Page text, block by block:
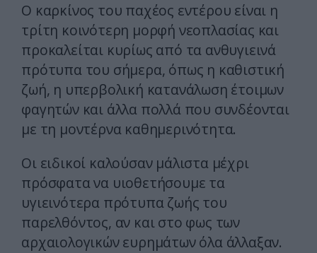
Ο καρκίνος του παχέος εντέρου είναι η
τρίτη κοινότερη μορφή νεοπλασίας και
προκαλείται κυρίως από τα ανθυγιεινά
πρότυπα του σήμερα, όπως η καθιστική
ζωή, η υπερβολική κατανάλωση έτοιμων
φαγητών και άλλα πολλά που συνδέονται
με τη μοντέρνα καθημερινότητα.
Οι ειδικοί καλούσαν μάλιστα μέχρι
πρόσφατα να υιοθετήσουμε τα
υγιεινότερα πρότυπα ζωής του
παρελθόντος, αν και στο φως των
αρχαιολογικών ευρημάτων όλα άλλαξαν.